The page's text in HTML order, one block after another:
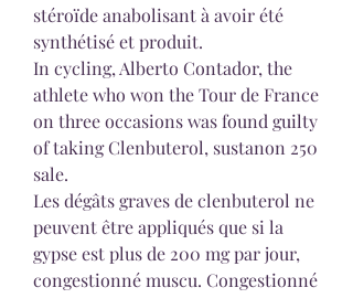
stéroïde anabolisant à avoir été
synthétisé et produit.
In cycling, Alberto Contador, the
athlete who won the Tour de France
on three occasions was found guilty
of taking Clenbuterol, sustanon 250
sale.
Les dégâts graves de clenbuterol ne
peuvent être appliqués que si la
gypse est plus de 200 mg par jour,
congestionné muscu. Congestionné